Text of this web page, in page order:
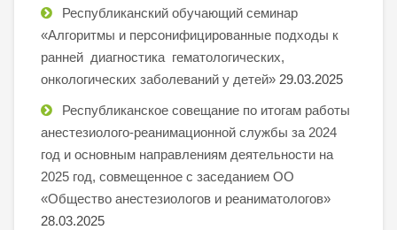
Республиканский обучающий семинар
«Алгоритмы и персонифицированные подходы к
ранней диагностика гематологических,
онкологических заболеваний у детей» 29.03.2025
Республиканское совещание по итогам работы
анестезиолого-реанимационной службы за 2024
год и основным направлениям деятельности на
2025 год, совмещенное с заседанием ОО
«Общество анестезиологов и реаниматологов»
28.03.2025